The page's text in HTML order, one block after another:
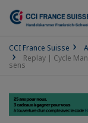
CCI France Suisse
Replay | Cycle
sens